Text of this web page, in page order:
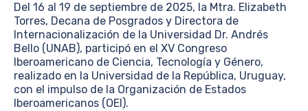
Del 16 al 19 de septiembre de 2025, la Mtra. Elizabeth
Torres, Decana de Posgrados y Directora de
Internacionalización de la Universidad Dr. Andrés
Bello (UNAB), participó en el XV Congreso
Iberoamericano de Ciencia, Tecnología y Género,
realizado en la Universidad de la República, Uruguay,
con el impulso de la Organización de Estados
Iberoamericanos (OEI).